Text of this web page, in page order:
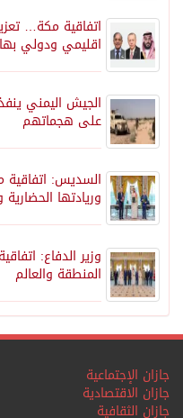
اتفاقية مكة…
اقليمي ودولي بها
الجيش اليمني
على هجماتهم
السديس: اتفاقية
وريادتها الحضارية
وزير الدفاع:
المنطقة والعالم
جازان الإجتماعية
جازان الاقتصادية
جازان الثقافية